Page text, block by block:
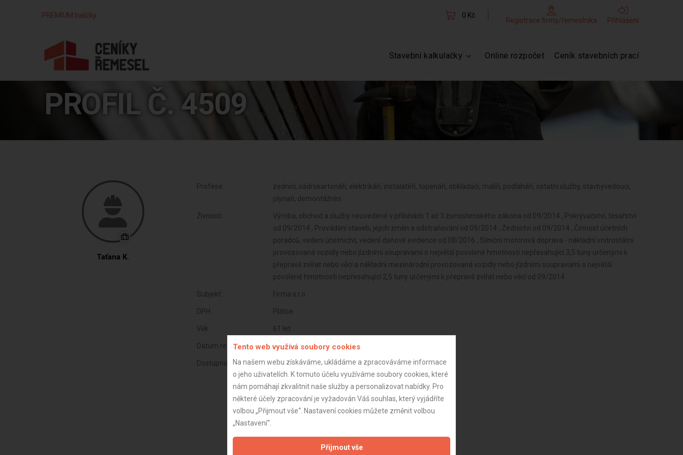
PREMIUM balíčky 0 Kč
Registrace firmy/řemeslníka Přihlášení
Stavební kalkulačky Online rozpočet Ceník stavebních prací
PROFIL Č. 4509
Taťana K.
Profese:
zedníci, sádrokartonáři, elektrikáři, instalatéři, topenáři, obkladači, malíři, podlaháři, ostatní služby, stavbyvedoucí,
plynaři, demontážníci
Živnosti:
Výroba, obchod a služby neuvedené v přílohách 1 až 3 živnostenského zákona od 09/2014 , Pokrývačství, tesařství
od 09/2014 , Provádění staveb, jejich změn a odstraňování od 09/2014 , Zednictví od 09/2014 , Činnost účetních
poradců, vedení účetnictví, vedení daňové evidence od 08/2016 , Silniční motorová doprava - nákladní vnitrostátní
provozovaná vozidly nebo jízdními soupravami o největší povolené hmotnosti nepřesahující 3,5 tuny určenými k
přepravě zvířat nebo věcí a nákladní mezinárodní provozovaná vozidly nebo jízdními soupravami o největší
povolené hmotnosti nepřesahující 2,5 tuny určenými k přepravě zvířat nebo věcí od 09/2014
Subjekt: Firma s.r.o.
DPH: Plátce
Věk: 61 let
Datum registrace: 27.9.2021
Dostupnost:
Tento web využívá soubory cookies
Na našem webu získáváme, ukládáme a zpracováváme informace
o jeho uživatelích. K tomuto účelu využíváme soubory cookies, které
nám pomáhají zkvalitnit naše služby a personalizovat nabídky. Pro
některé účely zpracování je vyžadován Váš souhlas, který vyjádříte
volbou „Přijmout vše“. Nastavení cookies můžete změnit volbou
„Nastavení“.
Přijmout vše